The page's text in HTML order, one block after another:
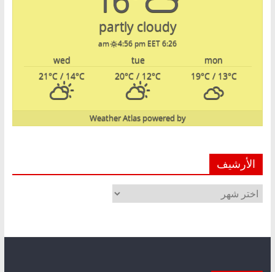
partly cloudy
6:26 am
4:56 pm EET
mon
tue
wed
19°C/ 13°C
20°C / 12°C
21°C / 14°C
powered by
Weather Atlas
الأرشيف
الأرشيف